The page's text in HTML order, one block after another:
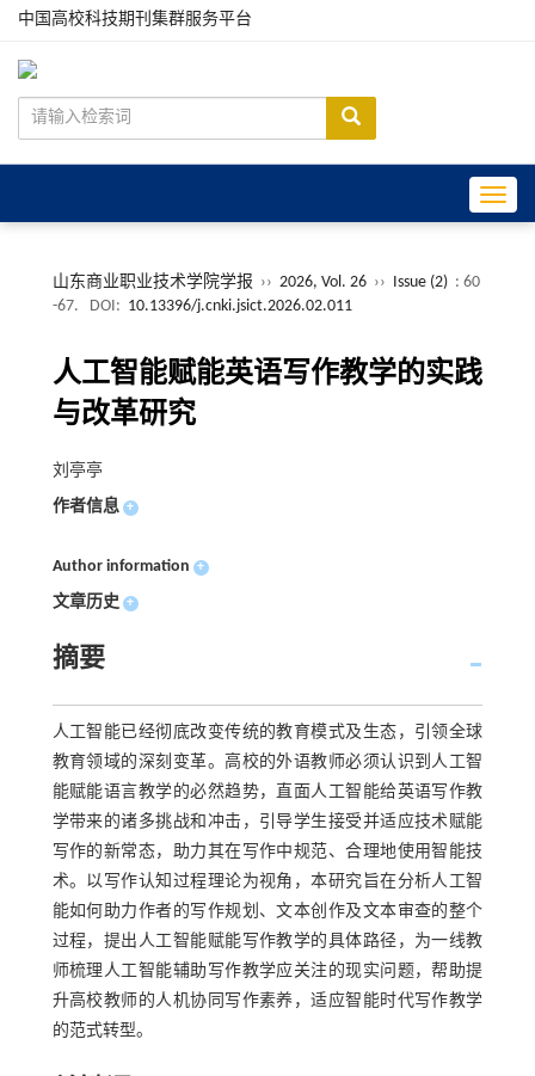
中国高校科技期刊集群服务平台
山东商业职业技术学院学报 ›› 2026, Vol. 26 ›› Issue (2) : 60
-67.
DOI: 10.13396/j.cnki.jsict.2026.02.011
人工智能赋能英语写作教学的实践
与改革研究
刘亭亭
作者信息 +
Author information +
文章历史 +
摘要
人工智能已经彻底改变传统的教育模式及生态，引领全球
教育领域的深刻变革。高校的外语教师必须认识到人工智
能赋能语言教学的必然趋势，直面人工智能给英语写作教
学带来的诸多挑战和冲击，引导学生接受并适应技术赋能
写作的新常态，助力其在写作中规范、合理地使用智能技
术。以写作认知过程理论为视角，本研究旨在分析人工智
能如何助力作者的写作规划、文本创作及文本审查的整个
过程，提出人工智能赋能写作教学的具体路径，为一线教
师梳理人工智能辅助写作教学应关注的现实问题，帮助提
升高校教师的人机协同写作素养，适应智能时代写作教学
的范式转型。